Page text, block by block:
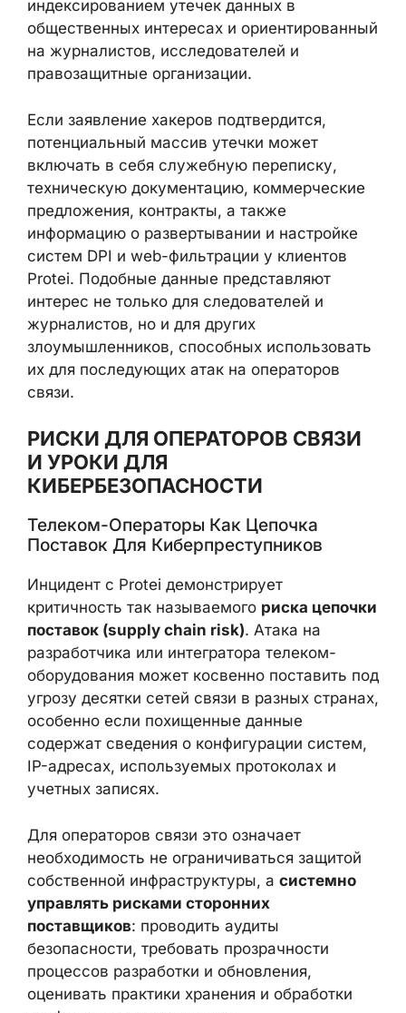
массив объемом182 ГБбыл передан
некоммерческой организацииDDoSecrets
(Distributed Denial of Secrets). Эта
инициатива позиционирует себя как проект,
индексированием утечек данных в
общественных интересах и
ориентированный на журналистов,
исследователей и правозащитные
организации.
Если заявление хакеров подтвердится,
потенциальный массив утечки может
включать в себя служебную переписку,
техническую документацию, коммерческие
предложения, контракты, а также
информацию о развертывании и настройке
систем DPI и web-фильтрации у клиентов
интерес не только для следователей и
журналистов, но и для других
злоумышленников, способных
операторов связи.
РИСКИ ДЛЯ ОПЕРАТОРОВ СВЯЗИ
И УРОКИ ДЛЯ
КИБЕРБЕЗОПАСНОСТИ
Телеком-Операторы Как Цепочка
Поставок Для Киберпреступников
Инцидент с Protei демонстрирует
критичность так называемогориска
цепочки поставок (supply chain risk).
Атака на разработчика или интегратора
поставить под угрозу десятки сетей связи в
разных странах, особенно если
похищенные данные содержат сведения о
конфигурации систем, IP-адресах,
используемых протоколах и учетных
записях.
Для операторов связи это означает